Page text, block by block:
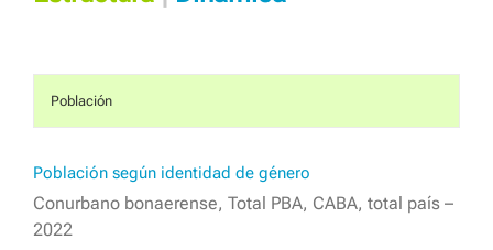
Población
Población según identidad de género
Conurbano bonaerense, Total PBA, CABA, total país –
2022